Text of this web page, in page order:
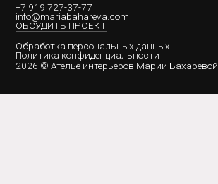
+7 919 727-37-77
info@mariabahareva.com
ОБСУДИТЬ ПРОЕКТ
Обработка персональных данных
Политика конфиденциальности
2026 © Ателье интерьеров Марии Бахаревой